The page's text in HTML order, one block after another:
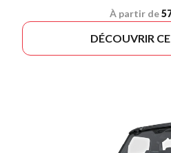
À partir de
DÉCOUVRIR